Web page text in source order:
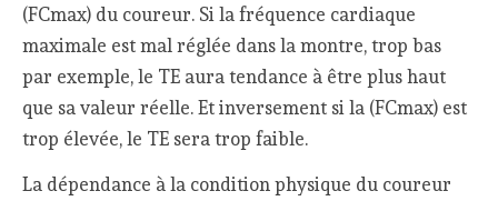
(FCmax) du coureur. Si la fréquence cardiaque
maximale est mal réglée dans la montre, trop bas
par exemple, le TE aura tendance à être plus haut
que sa valeur réelle. Et inversement si la (FCmax) est
trop élevée, le TE sera trop faible.
La dépendance à la condition physique du coureur